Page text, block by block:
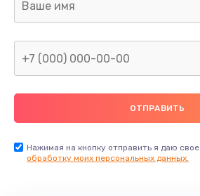
Нажимая на кнопку отправить я даю свое
обработку моих персональных данных.